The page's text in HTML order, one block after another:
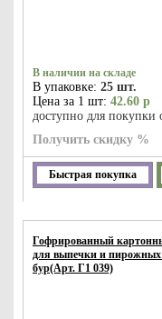
В наличии на складе
В упаковке: 25 шт.
Цена за 1 шт: 42.60 р
доступно для покупки
Получить скидку %
Быстрая покупка
Гофрированный
для выпечки и пирожных
бур(Арт. Г1 039)